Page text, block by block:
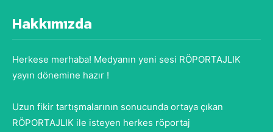
Hakkımızda
Herkese merhaba! Medyanın yeni sesi RÖPORTAJLIK
yayın dönemine hazır !
Uzun fikir tartışmalarının sonucunda ortaya çıkan
RÖPORTAJLIK ile isteyen herkes röportaj